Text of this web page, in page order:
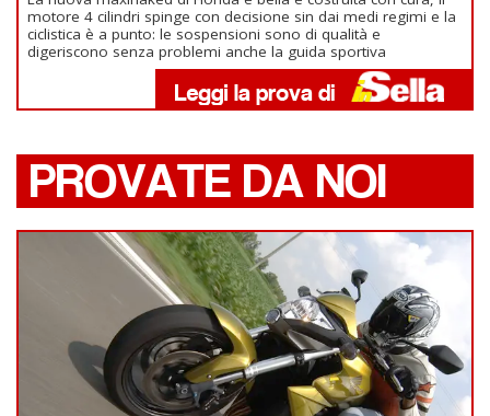
motore 4 cilindri spinge con decisione sin dai medi regimi e la
ciclistica è a punto: le sospensioni sono di qualità e
digeriscono senza problemi anche la guida sportiva
PROVATE DA NOI